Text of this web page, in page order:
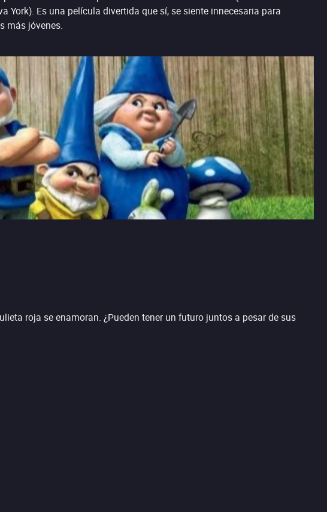
Es una película divertida que sí, se siente innecesaria para
más jóvenes.
roja se enamoran. ¿Pueden tener un futuro juntos a pesar de sus